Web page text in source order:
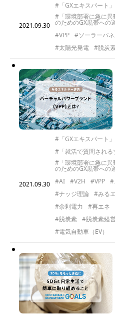
2021.09.30
#「GXエキスパート
#「環境部署に急に異
のためのGX黒帯への
#VPP
#ソーラーパ
#太陽光発電
#脱炭
2021.09.30
#「GXエキスパート
#「就活で質問される
#「環境部署に急に異
のためのGX黒帯への
#AI
#V2H #VPP
#
#ナッジ理論
#みる
#余剰電力
#再エネ
#脱炭素
#脱炭素経
#電気自動車（EV）